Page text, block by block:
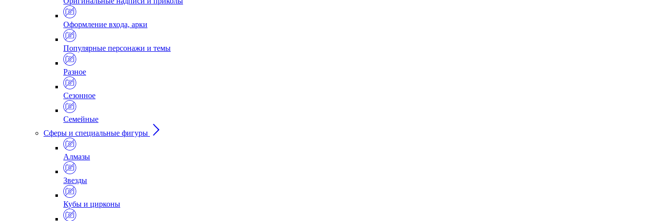
Оформление входа, арки
Популярные персонажи и темы
Разное
Сезонное
Семейные
Сферы и специальные фигуры
Алмазы
Звезды
Кубы и цирконы